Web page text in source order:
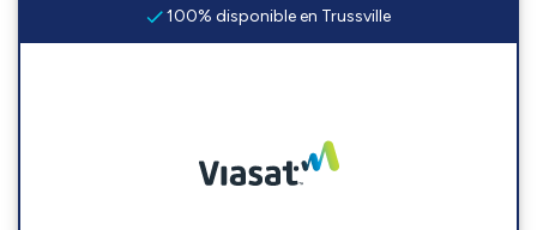
100% disponible en Trussville